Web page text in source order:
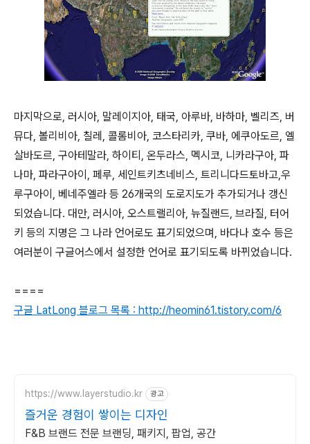
마지막으로, 러시아, 말레이지아, 태국, 아루바, 바하마, 벨리즈, 버
뮤다, 볼리비아, 칠레, 콜롬비아, 코스타리카, 쿠바, 에쿠아도르, 엘
살바도르, 구아테말라, 하이티, 온두라스, 멕시코, 니카라구아, 파
나마, 파라구아이, 페루, 세인트키츠네비스, 트리니다드토바고,우
루구아이, 베네주엘라 등 26개국의 도로지도가 추가되거나 갱신
되었습니다. 대만, 러시아, 오스트랠리아, 뉴질랜드, 브라질, 터어
키 등의 지명은 그 나라 언어로도 표기되었으며, 바다나 호수 등은
여러분이 구글어스에서 설정한 언어로 표기되도록 바뀌었습니다.
====
구글 LatLong 블로그 목록 : http://heomin61.tistory.com/6
https://www.layerstudio.kr 광고
즐거운 경험이 쌓이는 디자인
F&B 브랜드 전문 브랜딩, 패키지, 팝업, 공간